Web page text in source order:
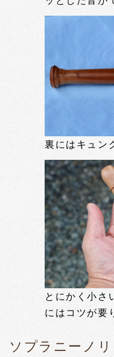
裏にはキュン
とにかく小さ
にはコツが要
ソプラニーノ